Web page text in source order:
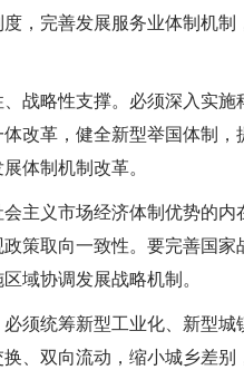
，完善发展服务业体制机
战略性支撑。必须深入实
改革，健全新型举国体制，
体制机制改革。
主义市场经济体制优势的
策取向一致性。要完善国
域协调发展战略机制。
须统筹新型工业化、新型
、双向流动，缩小城乡差别